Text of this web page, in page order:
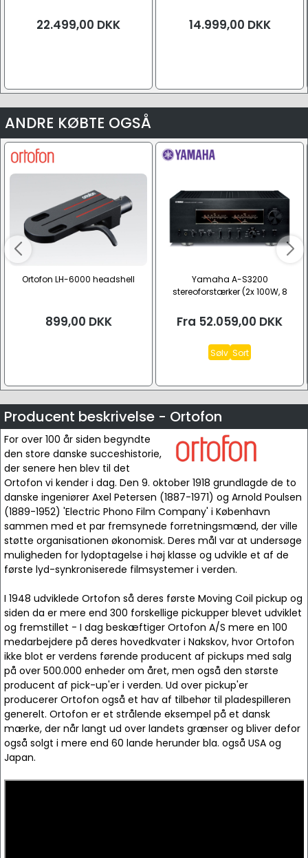
22.499,00 DKK 14.999,00 DKK
ANDRE KØBTE OGSÅ
Ortofon LH-6000 headshell
899,00 DKK
Yamaha A-S3200
stereoforstærker (2x 100W, 8
Fra 52.059,00 DKK
Sølv Sort
Producent beskrivelse - Ortofon
For over 100 år siden begyndte
den store danske succeshistorie,
der senere hen blev til det
Ortofon vi kender i dag. Den 9. oktober 1918 grundlagde de to
danske ingeniører Axel Petersen (1887-1971) og Arnold Poulsen
(1889-1952) 'Electric Phono Film Company' i København
sammen med et par fremsynede forretningsmænd, der ville
støtte organisationen økonomisk. Deres mål var at undersøge
muligheden for lydoptagelse i høj klasse og udvikle et af de
første lyd-synkroniserede filmsystemer i verden.
I 1948 udviklede Ortofon så deres første Moving Coil pickup og
siden da er mere end 300 forskellige pickupper blevet udviklet
og fremstillet - I dag beskæftiger Ortofon A/S mere en 100
medarbejdere på deres hovedkvater i Nakskov, hvor Ortofon
ikke blot er verdens førende producent af pickups med salg
på over 500.000 enheder om året, men også den største
producent af pick-up'er i verden. Ud over pickup'er
producerer Ortofon også et hav af tilbehør til pladespilleren
generelt. Ortofon er et strålende eksempel på et dansk
mærke, der når langt ud over landets grænser og bliver defor
også solgt i mere end 60 lande herunder bla. også USA og
Japan.